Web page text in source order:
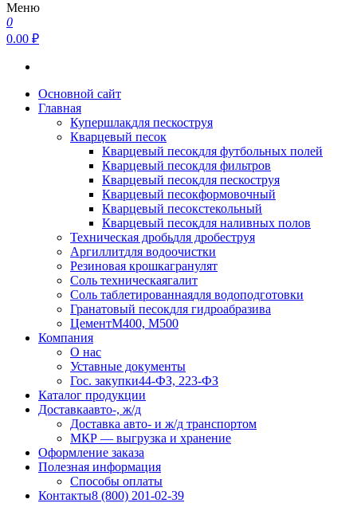
Меню
0
0.00 ₽
Основной сайт
Главная
Купершлакдля пескоструя
Кварцевый песок
Кварцевый песокдля футбольных полей
Кварцевый песокдля фильтров
Кварцевый песокдля пескоструя
Кварцевый песокформовочный
Кварцевый песокстекольный
Кварцевый песокдля наливных полов
Техническая дробьдля дробеструя
Аргиллитдля водоочистки
Резиновая крошкагранулят
Соль техническаягалит
Соль таблетированнаядля водоподготовки
Гранатовый песокдля гидроабразива
ЦементМ400, М500
Компания
О нас
Уставные документы
Гос. закупки44-ФЗ, 223-ФЗ
Каталог продукции
Доставкаавто-, ж/д
Доставка авто- и ж/д транспортом
МКР — выгрузка и хранение
Оформление заказа
Полезная информация
Способы оплаты
Контакты8 (800) 201-02-39